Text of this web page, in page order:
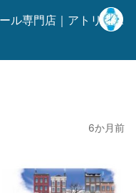
ル専門店｜アトリエス
6か月前